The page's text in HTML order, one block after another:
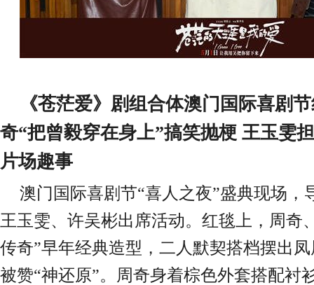
《苍茫爱》剧组合体澳门国际喜剧
奇“把曾毅穿在身上”搞笑抛梗 王玉雯
片场趣事
澳门国际喜剧节“喜人之夜”盛典现场，
王玉雯、许吴彬出席活动。红毯上，周奇
传奇”早年经典造型，二人默契搭档摆出
被赞“神还原”。周奇身着棕色外套搭配衬